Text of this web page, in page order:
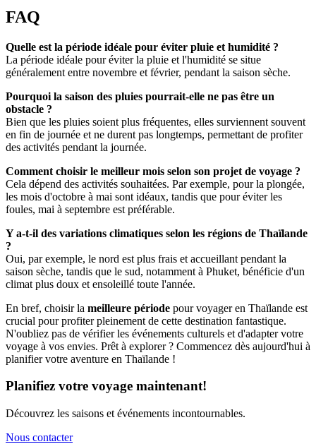
FAQ
Quelle est la période idéale pour éviter pluie et humidité ?
La période idéale pour éviter la pluie et l'humidité se situe
généralement entre novembre et février, pendant la saison sèche.
Pourquoi la saison des pluies pourrait-elle ne pas être un
obstacle ?
Bien que les pluies soient plus fréquentes, elles surviennent souvent
en fin de journée et ne durent pas longtemps, permettant de profiter
des activités pendant la journée.
Comment choisir le meilleur mois selon son projet de voyage ?
Cela dépend des activités souhaitées. Par exemple, pour la plongée,
les mois d'octobre à mai sont idéaux, tandis que pour éviter les
foules, mai à septembre est préférable.
Y a-t-il des variations climatiques selon les régions de Thaïlande
?
Oui, par exemple, le nord est plus frais et accueillant pendant la
saison sèche, tandis que le sud, notamment à Phuket, bénéficie d'un
climat plus doux et ensoleillé toute l'année.
En bref, choisir la meilleure période pour voyager en Thaïlande est
crucial pour profiter pleinement de cette destination fantastique.
N'oubliez pas de vérifier les événements culturels et d'adapter votre
voyage à vos envies. Prêt à explorer ? Commencez dès aujourd'hui à
planifier votre aventure en Thaïlande !
Planifiez votre voyage maintenant!
Découvrez les saisons et événements incontournables.
Nous contacter